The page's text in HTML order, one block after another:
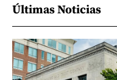
Últimas Noticias